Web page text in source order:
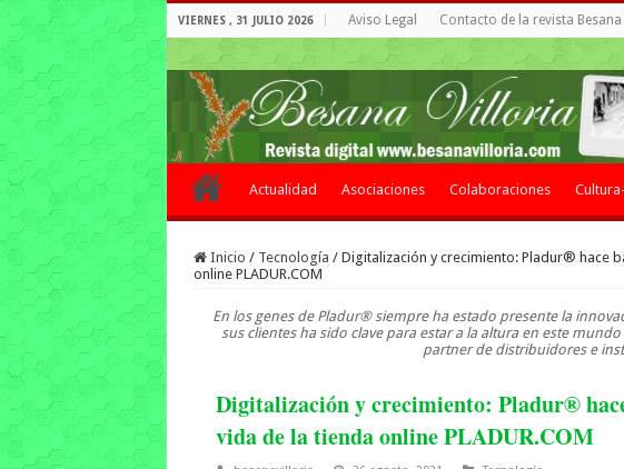
VIERNES , 31 JULIO 2026 Aviso Legal Contacto de la revista
Actualidad Asociaciones Colaboraciones
Inicio / Tecnología / Digitalización y crecimiento: Pladur® hace
online PLADUR.COM
En los genes de Pladur® siempre ha estado presente la
sus clientes ha sido clave para estar a la altura en este
partner de distribuidores e
Digitalización y crecimiento: Pladur®
vida de la tienda online PLADUR.COM